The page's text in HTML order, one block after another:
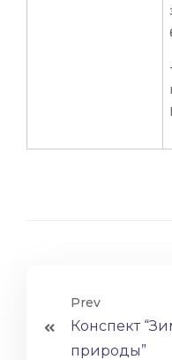
Prev
Конспект
природы”